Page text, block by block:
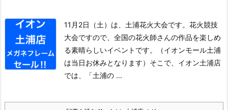
11月2日（土）は、土浦花火大会です。 花火競技
大会ですので、全国の花火師さんの作品を楽しめ
る素晴らしいイベントです。
（イオンモール土浦
は当日お休みとなります） そこで、イオン土浦店
では、「土浦の ...